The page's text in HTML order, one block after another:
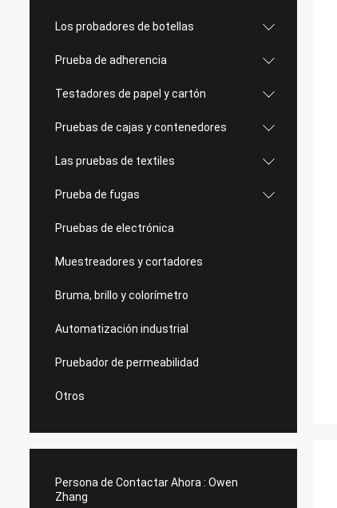
Los probadores de botellas
Prueba de adherencia
Testadores de papel y cartón
Pruebas de cajas y contenedores
Las pruebas de textiles
Prueba de fugas
Pruebas de electrónica
Muestreadores y cortadores
Bruma, brillo y colorímetro
Automatización industrial
Pruebador de permeabilidad
Otros
Persona de Contactar Ahora : Owen
Zhang